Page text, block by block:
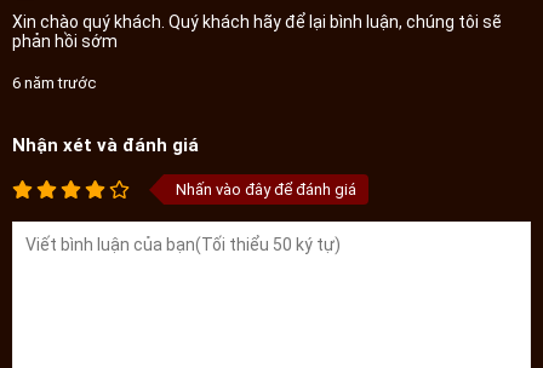
Xin chào quý khách. Quý khách hãy để lại bình luận, chúng tôi sẽ
phản hồi sớm
6 năm trước
Nhận xét và đánh giá
Nhấn vào đây để đánh giá